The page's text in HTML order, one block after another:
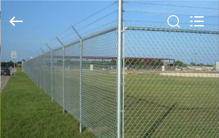
DOM
PRODUKTY
O
NAS
XI
RUN
METAL
MESH
CO.,LTD.
All
Rights
Reserved.